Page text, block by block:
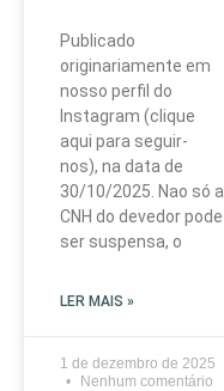
Publicado
originariamente em
nosso perfil do
Instagram (clique
aqui para seguir-
nos), na data de
30/10/2025. Nao só a
CNH do devedor pode
ser suspensa, o
LER MAIS »
1 de dezembro de 2025
Nenhum comentário